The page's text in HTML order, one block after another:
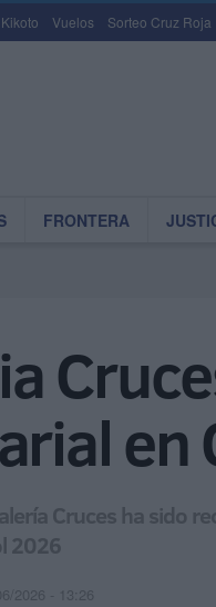
Vuelos Sorteo Cruz Roja
FRONTERA
en
Cruces ha sido
2026
2026 - 13:26